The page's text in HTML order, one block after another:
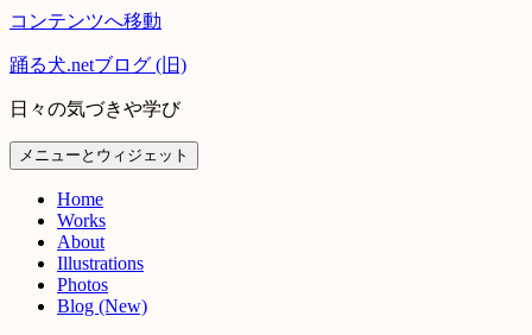
コンテンツへ移動
踊る犬.netブログ (旧)
日々の気づきや学び
メニューとウィジェット
Home
Works
About
Illustrations
Photos
Blog (New)